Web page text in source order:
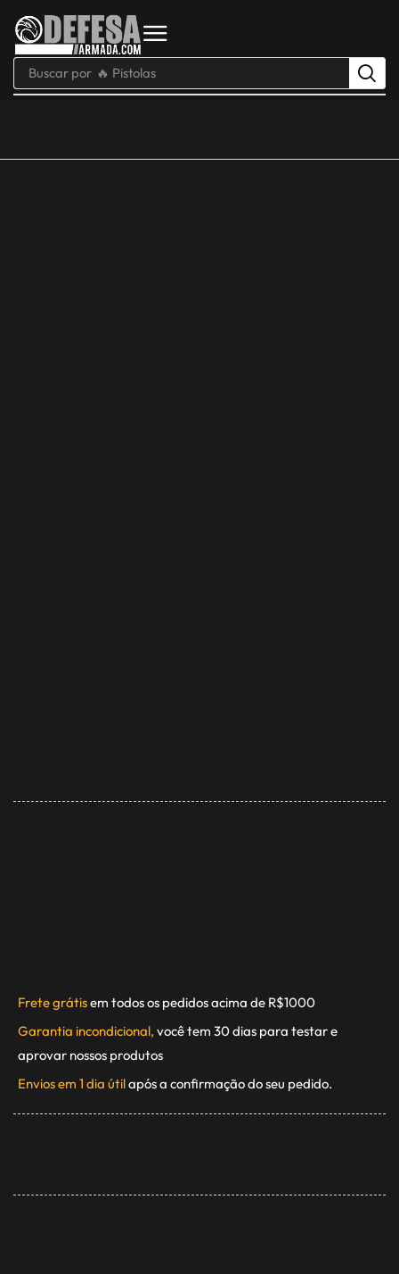
Buscar por 🔥 Pistolas
Frete grátisem todos os pedidos acima de R$1000
Garantia incondicional, você tem 30 dias para testar e
aprovar nossos produtos
Envios em 1 dia útilapós a confirmação do seu pedido.